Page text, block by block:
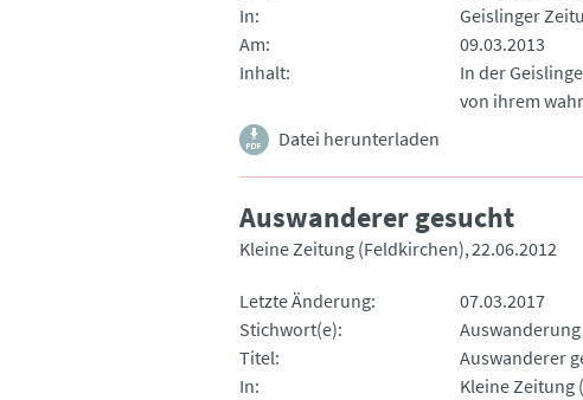
In
Geislinger
Am
09.03.2013
Inhalt
In der
von ihrem
Datei herunterladen
Auswanderer gesucht
Kleine Zeitung (Feldkirchen) 22.06.2012
Letzte Änderung
07.03.2017
Stichwort(e)
Auswanderung
Titel
Auswanderer
In
Kleine Zeitung